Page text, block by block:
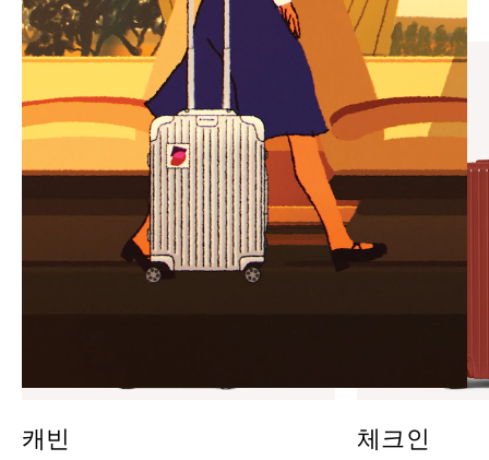
PAUSE
IT
UNMUTE
IT
캐빈 체크인